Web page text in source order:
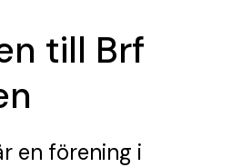
till Brf
en förening i